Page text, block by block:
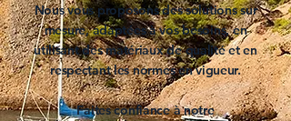
Nous vous proposons des solutions sur
mesure, adaptées à vos besoins, en
utilisant des matériaux de qualité et en
respectant les normes en vigueur.
Faites confiance à notre